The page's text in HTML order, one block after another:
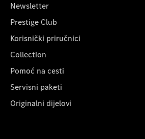
Newsletter
Prestige Club
Korisnički priručnici
Collection
Pomoć na cesti
Servisni paketi
Originalni dijelovi